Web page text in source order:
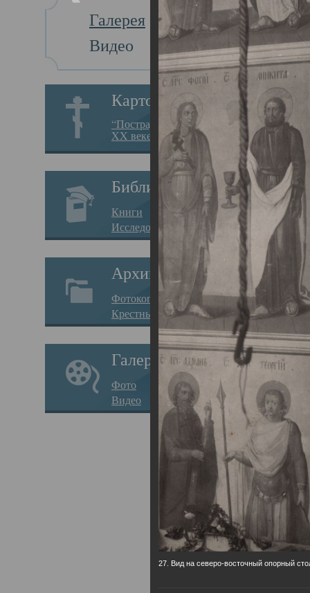
Галерея
Видео
Картотека
“Пострадавшие за веру в
XX веке на Севере”
Библиотека
Книги
Исследования
Архив
Фотокопии дел
Крестные ходы
Галерея
Фото
Видео
Главная
27. Вид на северо-восточный опорный